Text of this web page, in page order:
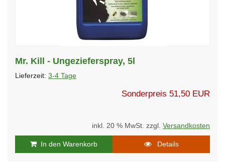
Mr. Kill - Ungezieferspray, 5l
Lieferzeit: 3-4 Tage
Sonderpreis 51,50 EUR
inkl. 20 % MwSt. zzgl. Versandkosten
In den Warenkorb Details